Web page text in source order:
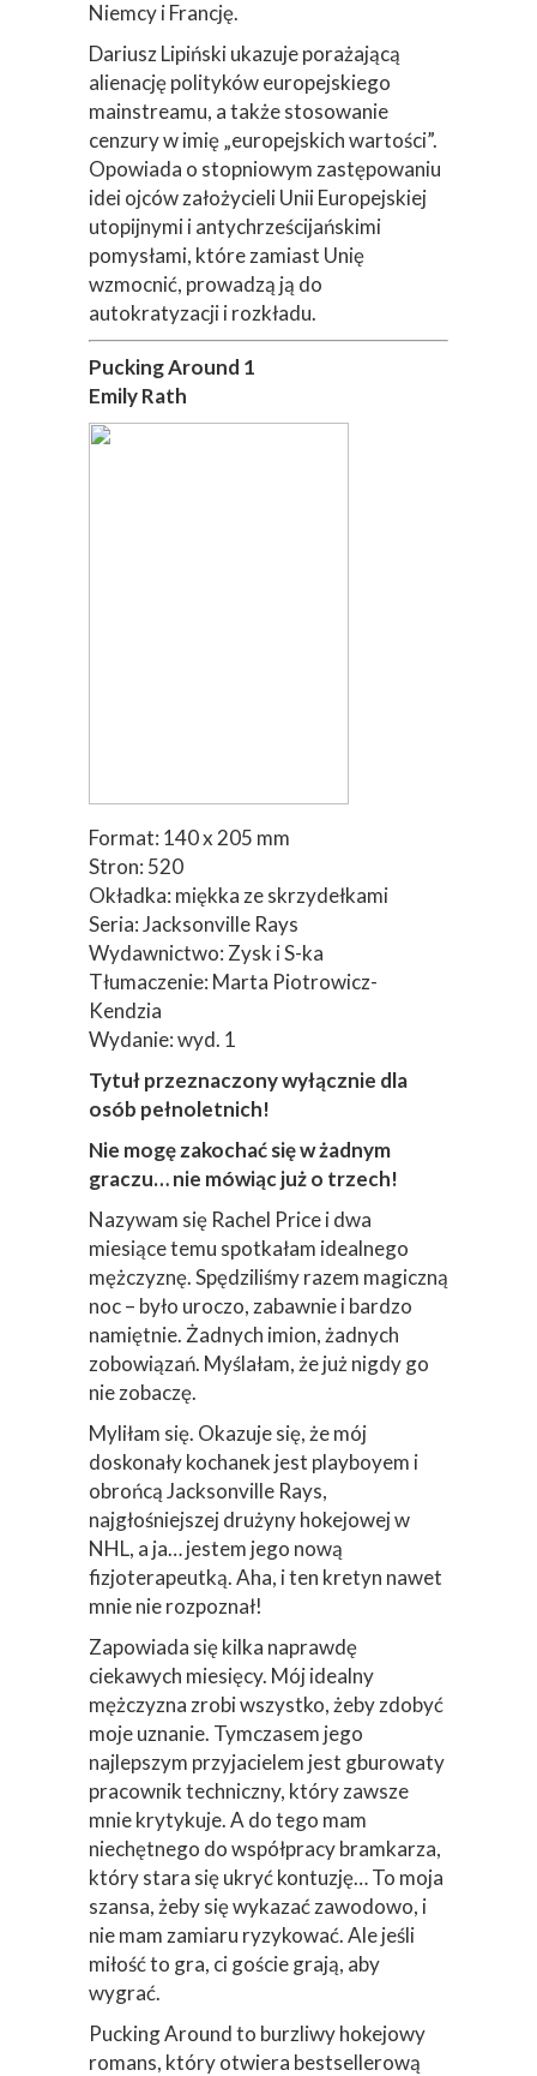
Niemcy i Francję.
Dariusz Lipiński ukazuje porażającą
alienację polityków europejskiego
mainstreamu, a także stosowanie
cenzury w imię „europejskich wartości”.
Opowiada o stopniowym zastępowaniu
idei ojców założycieli Unii Europejskiej
utopijnymi i antychrześcijańskimi
pomysłami, które zamiast Unię
wzmocnić, prowadzą ją do
autokratyzacji i rozkładu.
Pucking Around 1
Emily Rath
Format: 140 x 205 mm
Stron: 520
Okładka: miękka ze skrzydełkami
Seria: Jacksonville Rays
Wydawnictwo: Zysk i S-ka
Tłumaczenie: Marta Piotrowicz-
Kendzia
Wydanie: wyd. 1
Tytuł przeznaczony wyłącznie dla
osób pełnoletnich!
Nie mogę zakochać się w żadnym
graczu… nie mówiąc już o trzech!
Nazywam się Rachel Price i dwa
miesiące temu spotkałam idealnego
mężczyznę. Spędziliśmy razem magiczną
noc – było uroczo, zabawnie i bardzo
namiętnie. Żadnych imion, żadnych
zobowiązań. Myślałam, że już nigdy go
nie zobaczę.
Myliłam się. Okazuje się, że mój
doskonały kochanek jest playboyem i
obrońcą Jacksonville Rays,
najgłośniejszej drużyny hokejowej w
NHL, a ja… jestem jego nową
fizjoterapeutką. Aha, i ten kretyn nawet
mnie nie rozpoznał!
Zapowiada się kilka naprawdę
ciekawych miesięcy. Mój idealny
mężczyzna zrobi wszystko, żeby zdobyć
moje uznanie. Tymczasem jego
najlepszym przyjacielem jest gburowaty
pracownik techniczny, który zawsze
mnie krytykuje. A do tego mam
niechętnego do współpracy bramkarza,
który stara się ukryć kontuzję… To moja
szansa, żeby się wykazać zawodowo, i
nie mam zamiaru ryzykować. Ale jeśli
miłość to gra, ci goście grają, aby
wygrać.
Pucking Around to burzliwy hokejowy
romans, który otwiera bestsellerową